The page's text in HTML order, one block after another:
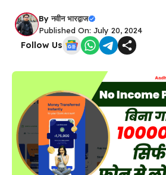
Byनवीन भारद्वाज
Published On: July 20, 2024
Follow Us